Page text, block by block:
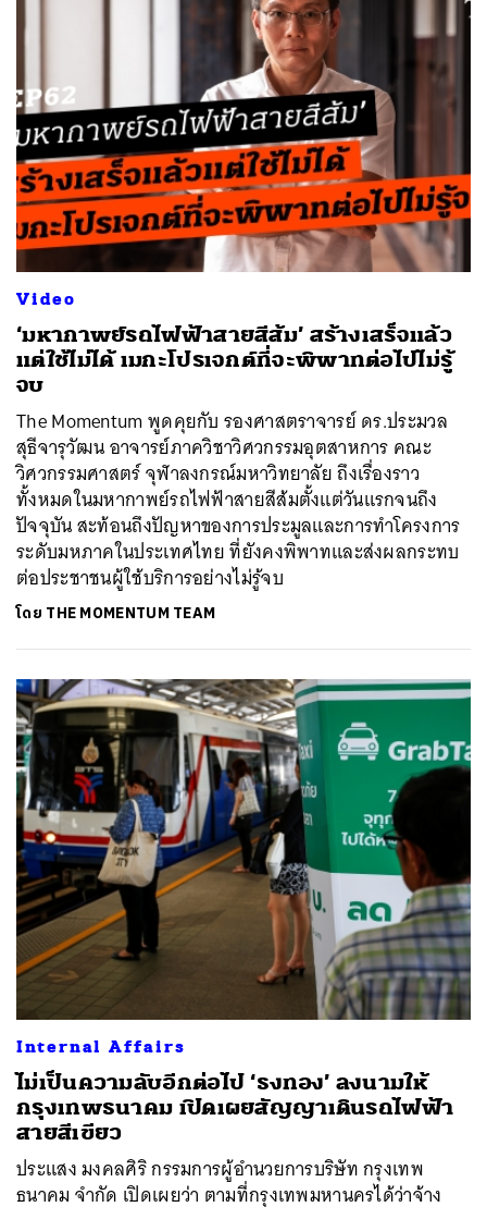
Video
‘มหากาพย์รถไฟฟ้าสายสีส้ม’ สร้างเสร็จแล้ว
แต่ใช้ไม่ได้ เมกะโปรเจกต์ที่จะพิพาทต่อไปไม่รู้
จบ
The Momentum พูดคุยกับ รองศาสตราจารย์ ดร.ประมวล
สุธีจารุวัฒน อาจารย์ภาควิชาวิศวกรรมอุตสาหการ คณะ
วิศวกรรมศาสตร์ จุฬาลงกรณ์มหาวิทยาลัย ถึงเรื่องราว
ทั้งหมดในมหากาพย์รถไฟฟ้าสายสีส้มตั้งแต่วันแรกจนถึง
ปัจจุบัน สะท้อนถึงปัญหาของการประมูลและการทำโครงการ
ระดับมหภาคในประเทศไทย ที่ยังคงพิพาทและส่งผลกระทบ
ต่อประชาชนผู้ใช้บริการอย่างไม่รู้จบ
โดย THE MOMENTUM TEAM
Internal Affairs
ไม่เป็นความลับอีกต่อไป ‘ธงทอง’ ลงนามให้
กรุงเทพธนาคม เปิดเผยสัญญาเดินรถไฟฟ้า
สายสีเขียว
ประแสง มงคลศิริ กรรมการผู้อำนวยการบริษัท กรุงเทพ
ธนาคม จำกัด เปิดเผยว่า ตามที่กรุงเทพมหานครได้ว่าจ้าง